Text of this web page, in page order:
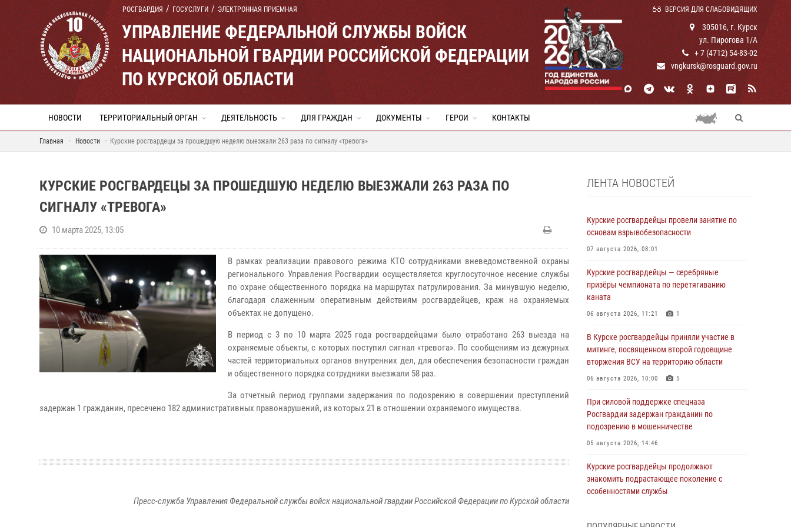
РОСГВАРДИЯ ГОСУСЛУГИ ЭЛЕКТРОННАЯ ПРИЕМНАЯ ВЕРСИЯ ДЛЯ СЛАБОВИДЯЩИХ
УПРАВЛЕНИЕ ФЕДЕРАЛЬНОЙ СЛУЖБЫ ВОЙСК
НАЦИОНАЛЬНОЙ ГВАРДИИ РОССИЙСКОЙ ФЕДЕРАЦИИ
ПО КУРСКОЙ ОБЛАСТИ
305016, г. Курск
ул. Пирогова 1/А
+ 7 (4712) 54-83-02
vngkursk@rosguard.gov.ru
НОВОСТИ ТЕРРИТОРИАЛЬНЫЙ ОРГАН ДЕЯТЕЛЬНОСТЬ ДЛЯ ГРАЖДАН ДОКУМЕНТЫ ГЕРОИ КОНТАКТЫ
Главная Новости Курские росгвардецы за прошедшую неделю выезжали 263 раза по сигналу «тревога»
КУРСКИЕ РОСГВАРДЕЦЫ ЗА ПРОШЕДШУЮ НЕДЕЛЮ ВЫЕЗЖАЛИ 263 РАЗА ПО
СИГНАЛУ «ТРЕВОГА»
10 марта 2025, 13:05
В рамках реализации правового режима КТО сотрудниками вневедомственной охраны
регионального Управления Росгвардии осуществляется круглосуточное несение службы
по охране общественного порядка на маршрутах патрулирования. За минувшую неделю,
благодаря слаженным оперативным действиям росгвардейцев, краж на охраняемых
объектах не допущено.
В период с 3 по 10 марта 2025 года росгвардейцами было отработано 263 выезда на
охраняемые объекты, с которых поступил сигнал «тревога». По сообщениям из дежурных
частей территориальных органов внутренних дел, для обеспечения безопасности граждан
и общественного порядка сотрудники выезжали 58 раз.
За отчетный период группами задержания по подозрению в совершении преступлений
задержан 1 гражданин, пресечено 182 административных правонарушений, из которых 21 в отношении охраняемого имущества.
Пресс-служба Управления Федеральной службы войск национальной гвардии Российской Федерации по Курской области
ЛЕНТА НОВОСТЕЙ
Курские росгвардейцы провели занятие по
основам взрывобезопасности
07 августа 2026, 08:01
Курские росгвардейцы — серебряные
призёры чемпионата по перетягиванию
каната
06 августа 2026, 11:21 1
В Курске росгвардейцы приняли участие в
митинге, посвященном второй годовщине
вторжения ВСУ на территорию области
06 августа 2026, 10:00 5
При силовой поддержке спецназа
Росгвардии задержан гражданин по
подозрению в мошенничестве
05 августа 2026, 14:46
Курские росгвардейцы продолжают
знакомить подрастающее поколение с
особенностями службы